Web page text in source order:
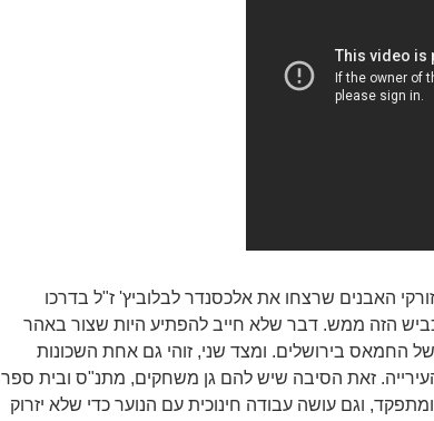
האבנים שרצחו את אלכסנדר לבלוביץ' ז"ל בדרכו
הזה ממש. דבר שלא חייב להפתיע היות שצור באהר
החמאס בירושלים. ומצד שני, זוהי גם אחת השכונות
זאת הסיבה שיש להם גן משחקים, מתנ"ס ובית ספר
וגם עושה עבודה חינוכית עם הנוער כדי שלא יזרוק